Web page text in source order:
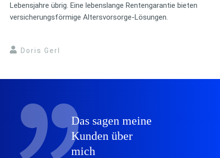
Lebensjahre übrig. Eine lebenslange Rentengarantie bieten
versicherungsförmige Altersvorsorge-Lösungen.
Doris Gerl
Das sagen meine
Kunden über
mich